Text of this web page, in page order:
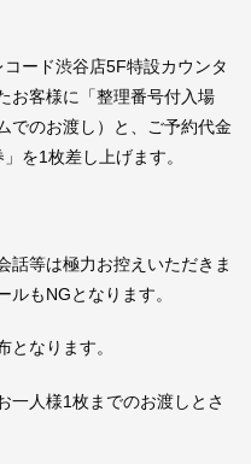
ード渋谷店5F特設カウンタ
お客様に「整理番号付入場
でのお渡し）と、ご予約代金
を1枚差し上げます。
等は極力お控えいただきま
もNGとなります。
なります。
人様1枚までのお渡しとさ